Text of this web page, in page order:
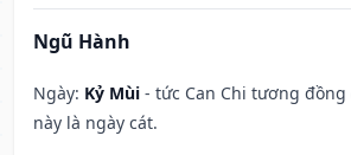
Ngũ Hành
Ngày: Kỷ Mùi - tức Can Chi tương đồng
này là ngày cát.